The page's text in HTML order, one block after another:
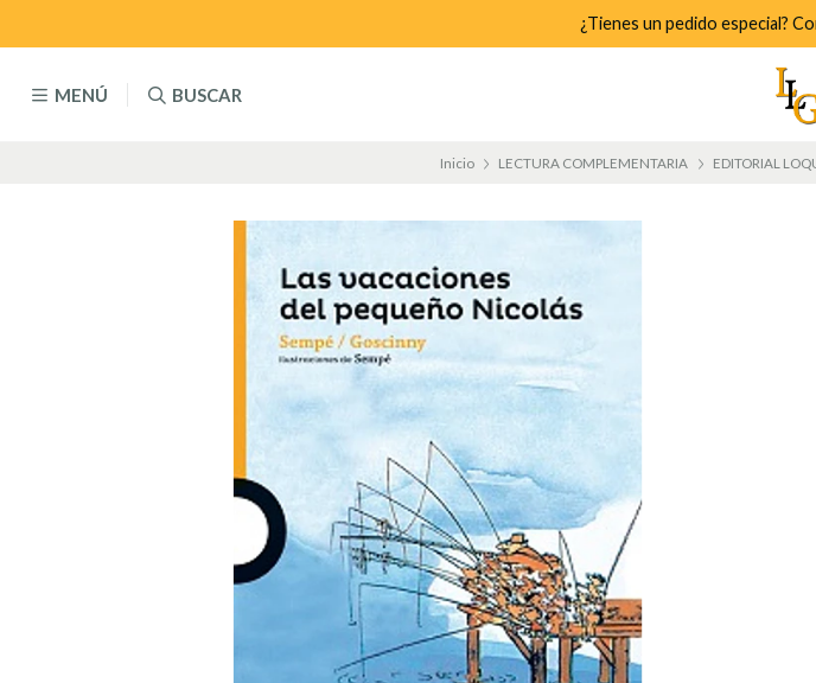
MENÚ BUSCAR
¿Tienes un pedido especial?
Inicio LECTURA COMPLEMENTARIA EDITORIAL